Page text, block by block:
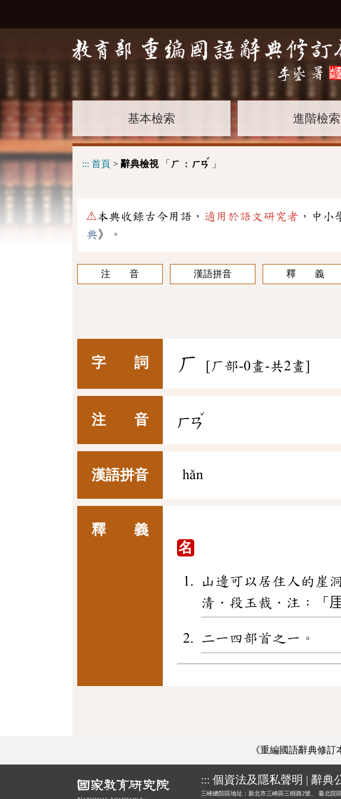
基本檢索 進階檢索
::: 首頁 > 辭典檢視「 厂 : ㄏㄢ
ˇ
」
⚠本典收錄古今用語， 適用於語文研究者 ，中小
典》。
注 音 漢語拼音 釋 義
字 詞 厂 [厂部-0畫-共2畫]
注 音 ㄏㄢ
ˇ
漢語拼音 hǎn
釋 義
名
山邊可以居住人的崖
清．段玉裁．注：「
二一四部首之一。
《重編國語辭典修
::: 個資法及隱私聲明 | 辭典
三峽總院區地址：新北市三峽區三樹路2號、 臺北院